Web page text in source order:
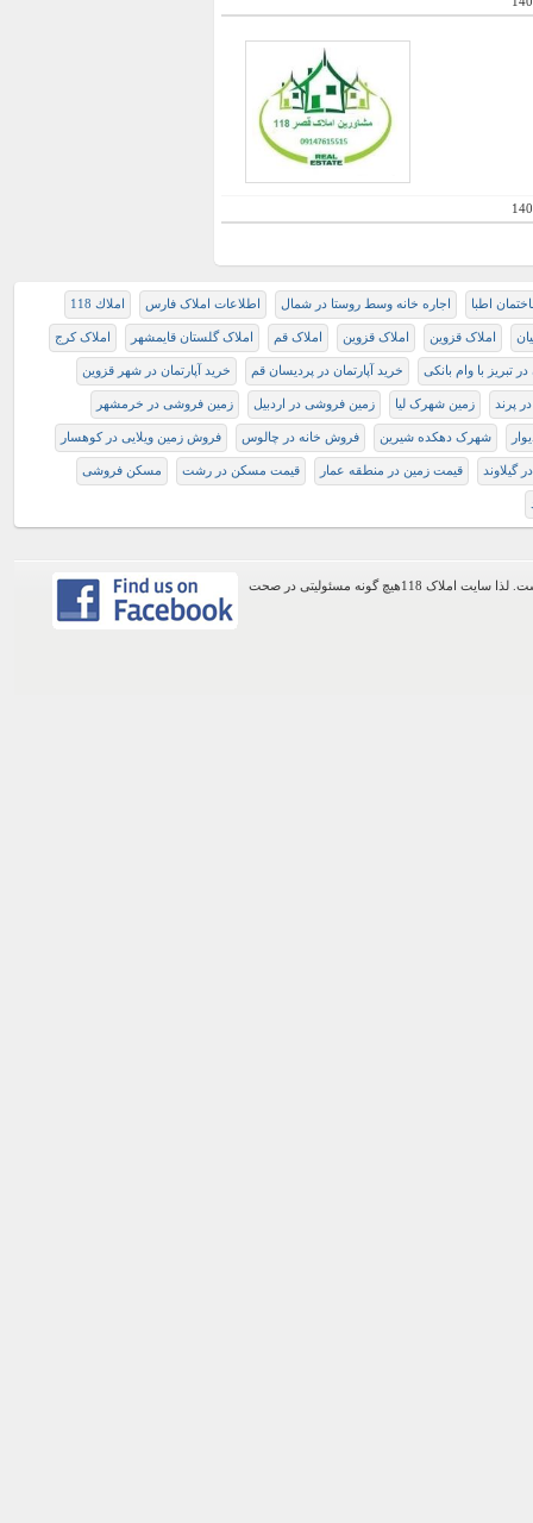
اطبا اجاره خانه وسط روستا در شمال اطلاعات املاک فارس املاك 118
املاک قزوین املاک قزوین املاک قم املاک گلستان قایمشهر املاک کرج
تبریز با وام بانکی خرید آپارتمان در پردیسان قم خرید آپارتمان در شهر قزوین
پرند زمین شهرک لیا زمین فروشی در اردبیل زمین فروشی در خرمشهر
شهرک دهکده شیرین فروش خانه در چالوس فروش زمین ویلایی در کوهسار
گیلاوند قیمت زمین در منطقه عمار قیمت مسکن در رشت مسکن فروشی
اطلاعات موجود در این وب سایت از طریق کاربران عمومی سایت ثبت شده است. لذا سایت املاک 118هیچ گونه مسئولیتی در صحت